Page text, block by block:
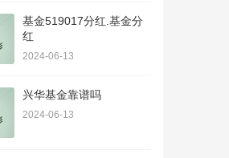
基金519017分红.基金分
红
2024-06-13
兴华基金靠谱吗
2024-06-13